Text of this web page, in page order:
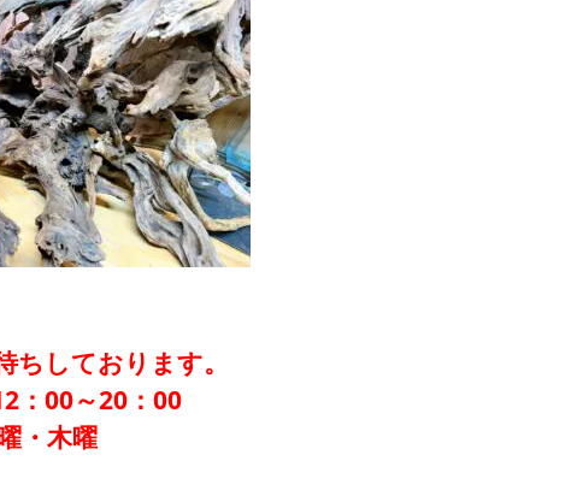
ちしております。
：00～20：00
・木曜